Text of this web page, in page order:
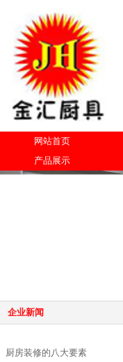
网站首页
产品展示
企业新闻
厨房装修的八大要素